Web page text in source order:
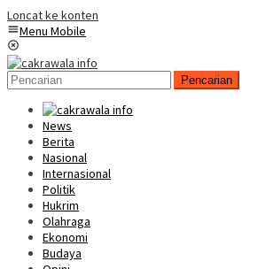
Loncat ke konten
Menu Mobile
Pencarian
News
Berita
Nasional
Internasional
Politik
Hukrim
Olahraga
Ekonomi
Budaya